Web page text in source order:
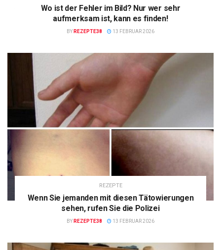
Wo ist der Fehler im Bild? Nur wer sehr
aufmerksam ist, kann es finden!
BY REZEPTE38 13 FEBRUAR 2026
REZEPTE
Wenn Sie jemanden mit diesen Tätowierungen
sehen, rufen Sie die Polizei
BY REZEPTE38 13 FEBRUAR 2026